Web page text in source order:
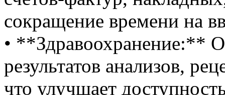
сокращение времени на
• **Здравоохранение:**
результатов анализов,
что улучшает